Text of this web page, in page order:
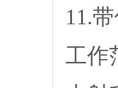
11.
工作